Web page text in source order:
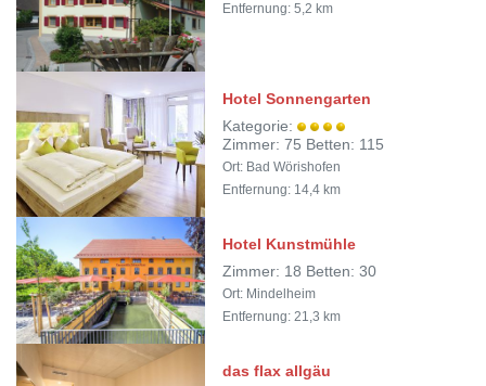
Entfernung: 5,2 km
Hotel Sonnengarten
Kategorie:
Zimmer: 75 Betten: 115
Ort: Bad Wörishofen
Entfernung: 14,4 km
Hotel Kunstmühle
Zimmer: 18 Betten: 30
Ort: Mindelheim
Entfernung: 21,3 km
das flax allgäu